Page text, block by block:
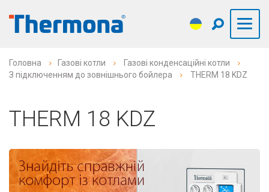
Головна Газові котли
Газові конденсаційні котли
З підключенням до зовнішнього бойлера
THERM 18 KDZ
THERM 18 KDZ